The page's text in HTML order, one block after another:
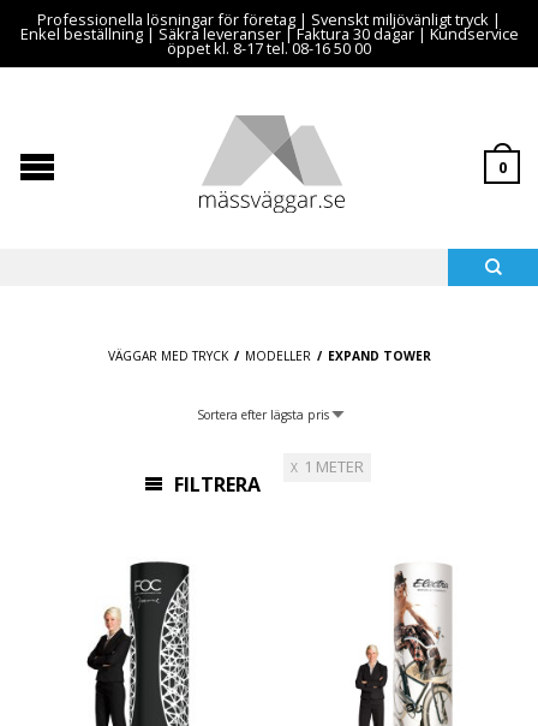
Professionella lösningar för företag | Svenskt miljövänligt tryck |
Enkel beställning | Säkra leveranser | Faktura 30 dagar | Kundservice
öppet kl. 8-17 tel. 08-16 50 00
0
VÄGGAR MED TRYCK / MODELLER / EXPAND TOWER
FILTRERA
1 METER